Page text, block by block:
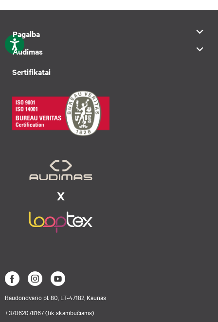
Pagalba
Audimas
Sertifikatai
Raudondvario pl. 80, LT-47182, Kaunas
+37062078167 (tik skambučiams)